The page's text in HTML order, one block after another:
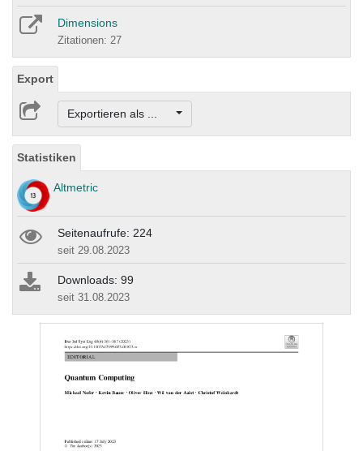
Dimensions
Zitationen: 27
Export
Exportieren als ...
Statistiken
Altmetric
Seitenaufrufe: 224
seit 29.08.2023
Downloads: 99
seit 31.08.2023